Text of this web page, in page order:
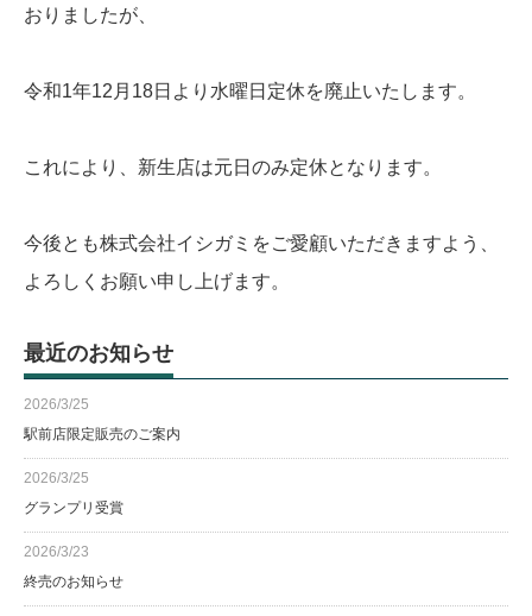
おりましたが、
令和1年12月18日より水曜日定休を廃止いたします。
これにより、新生店は元日のみ定休となります。
今後とも株式会社イシガミをご愛顧いただきますよう、
よろしくお願い申し上げます。
最近のお知らせ
2026/3/25
駅前店限定販売のご案内
2026/3/25
グランプリ受賞
2026/3/23
終売のお知らせ